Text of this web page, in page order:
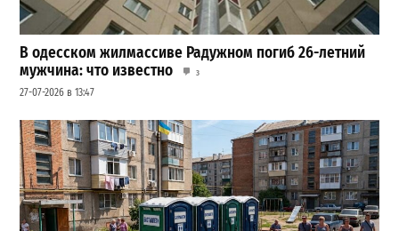
В одесском жилмассиве Радужном погиб 26-летний
мужчина: что известно
3
27-07-2026 в 13:47